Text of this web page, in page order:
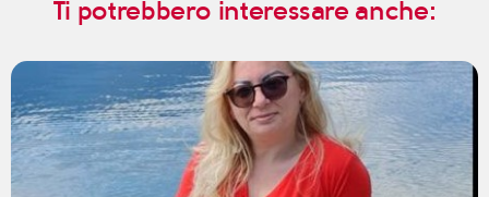
Ti potrebbero interessare anche: